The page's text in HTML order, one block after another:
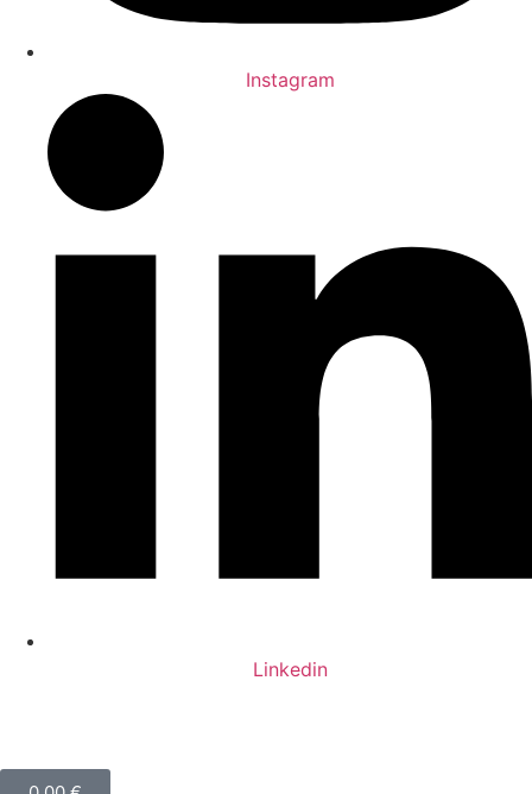
Instagram
Linkedin